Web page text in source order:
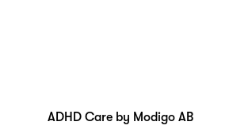
ADHD Care by Modigo AB